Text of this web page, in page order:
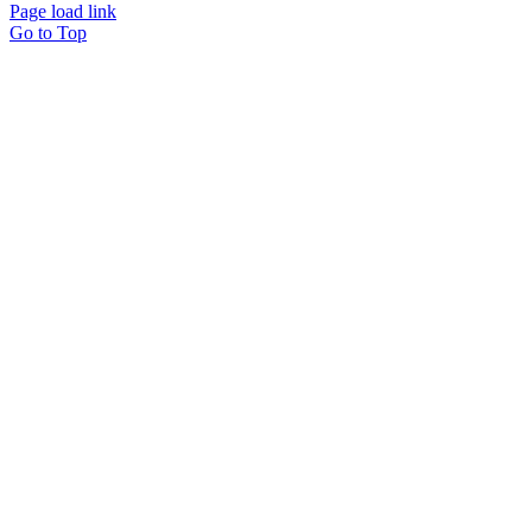
Page load link
Go to Top